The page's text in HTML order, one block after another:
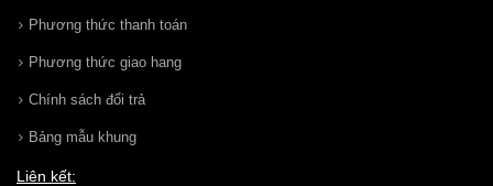
Phương thức thanh toán
Phương thức giao hang
Chính sách đổi trả
Bảng mẫu khung
Liên kết: